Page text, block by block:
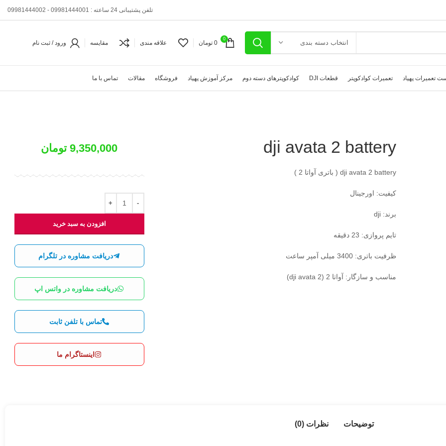
تلفن پشتیبانی 24 ساعته : 09981444001 - 09981444002
انتخاب دسته بندی 0
0 تومان علاقه مندی مقایسه ورود / ثبت نام
تعمیرات پهپاد تعمیرات کوادکوپتر قطعات DJI کوادکوپترهای دسته دوم مرکز آموزش پهپاد فروشگاه مقالات تماس با ما
dji avata 2 battery
dji avata 2 battery ( باتری آواتا 2 )
کیفیت: اورجینال
برند: dji
تایم پروازی: 23 دقیقه
ظرفیت باتری: 3400 میلی آمپر ساعت
مناسب و سازگار: آواتا 2 (dji avata 2)
9,350,000 تومان
افزودن به سبد خرید
دریافت مشاوره در تلگرام
دریافت مشاوره در واتس اپ
تماس با تلفن ثابت
اینستاگرام ما
توضیحات نظرات (0)